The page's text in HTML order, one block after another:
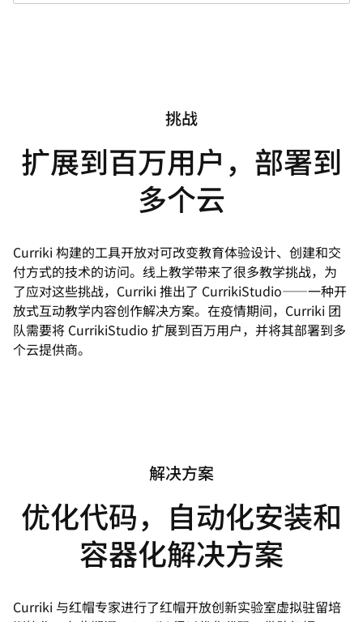
挑战
扩展到百万用户，部署到
多个云
Curriki 构建的工具开放对可改变教育体验设计、创建和交
付方式的技术的访问。线上教学带来了很多教学挑战，为
了应对这些挑战，Curriki 推出了 CurrikiStudio——一种开
放式互动教学内容创作解决方案。在疫情期间，Curriki 团
队需要将 CurrikiStudio 扩展到百万用户，并将其部署到多
个云提供商。
解决方案
优化代码，自动化安装和
容器化解决方案
Curriki 与红帽专家进行了红帽开放创新实验室虚拟驻留培